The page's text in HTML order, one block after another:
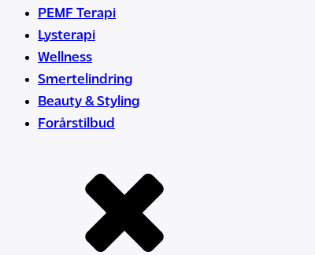
PEMF Terapi
Lysterapi
Wellness
Smertelindring
Beauty & Styling
Forårstilbud